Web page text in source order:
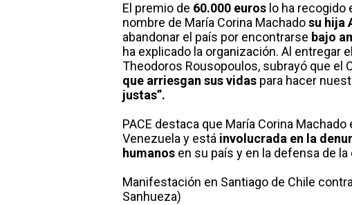
El premio de 60.000 euros lo ha
nombre de María Corina Machadosu hija
abandonar el país por encontrarse bajo
ha explicado la organización. Al entregar
Theodoros Rousopoulos, subrayó que el
que arriesgan sus vidas para hacer
justas”.
PACE destaca que María Corina
Venezuela y está involucrada en la
humanos en su país y en la defensa de
Manifestación en Santiago de Chile
Sanhueza)